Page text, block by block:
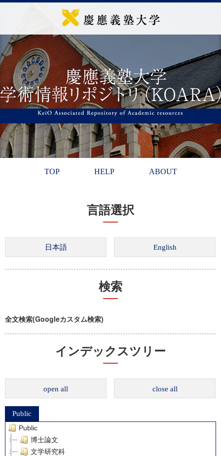
TOP HELP ABOUT
言語選択
検索
全文検索(Googleカスタム検索)
インデックスツリー
open all close all
Public
Public
博士論文
文学研究科